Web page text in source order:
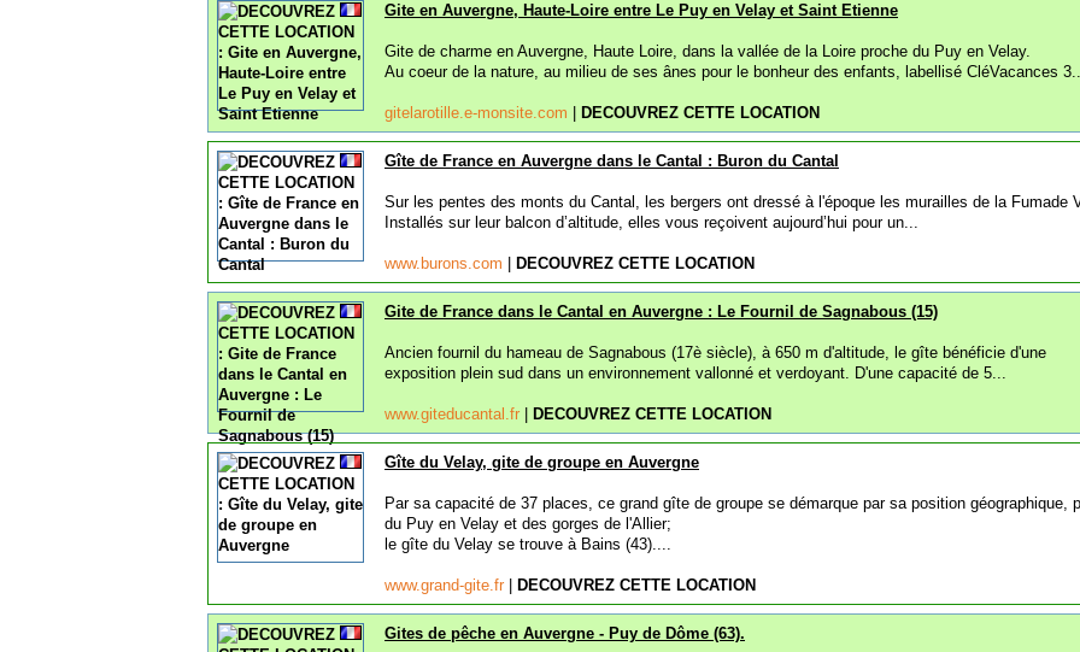
Gite en Auvergne, Haute-Loire entre Le Puy en Velay et Saint Etienne
Gite de charme en Auvergne, Haute Loire, dans la vallée de la Loire proche du Puy en Velay.
Au coeur de la nature, au milieu de ses ânes pour le bonheur des enfants, labellisé CléVacances
gitelarotille.e-monsite.com DECOUVREZ CETTE LOCATION
Gîte de France en Auvergne dans le Cantal : Buron du Cantal
Sur les pentes des monts du Cantal, les bergers ont dressé à l'époque les murailles de la Fumade
Installés sur leur balcon d’altitude, elles vous reçoivent aujourd’hui pour un...
www.burons.com DECOUVREZ CETTE LOCATION
Gite de France dans le Cantal en Auvergne : Le Fournil de Sagnabous (15)
Ancien fournil du hameau de Sagnabous (17è siècle), à 650 m d'altitude, le gîte bénéficie d'une
exposition plein sud dans un environnement vallonné et verdoyant. D'une capacité de 5...
www.giteducantal.fr DECOUVREZ CETTE LOCATION
Gîte du Velay, gite de groupe en Auvergne
Par sa capacité de 37 places, ce grand gîte de groupe se démarque par sa position géographique,
du Puy en Velay et des gorges de l'Allier;
le gîte du Velay se trouve à Bains (43)....
www.grand-gite.fr DECOUVREZ CETTE LOCATION
Gites de pêche en Auvergne - Puy de Dôme (63).